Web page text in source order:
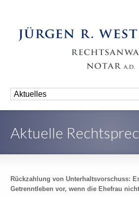
Aktuelle
Rückzahlung von Unterhaltsvorschuss:
Getrenntleben vor, wenn die Ehefrau